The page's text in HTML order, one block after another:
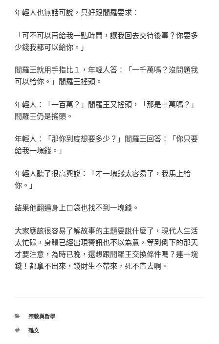
年輕人也無話可說，只好跟閻羅要求：
「可不可以再給我一點時間，讓我回去交待後事？你要多
少錢我都可以給你。」
閻羅王就用手指比１，年輕人答：「一千萬嗎？沒問題我
可以給你。」閻羅王搖頭。
年輕人：「一百萬？」閻羅王又搖頭，「那是十萬嗎？」
閻羅王仍是搖頭。
年輕人：「那你到底想要多少？」閻羅王回答：「你只要
給我一塊錢。」
年輕人聽了很高興說：「才一塊錢太容易了，我馬上給
你。 」
結果他翻遍身上口袋也找不到一塊錢。
大家應該很容易了解故事的主題要說什麼了，現代人生活
太忙碌，身體已經出現警訊也不以為意，等到倒下的那天
才要注意，為時已晚，還想跟閻羅王交換條件嗎？連一塊
錢！都拿不出來，錢財生不帶來，死不帶去啊。
分
宗教與哲學
標
雜文